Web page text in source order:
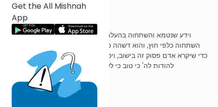
Get the All Mishnah
App
נטמא בעזרה
וידע שנטמא והשתחוה בהעלם זה כלפי פנים, אע"פ שלא שהה. או
השתחוה כלפי חוץ, והוא דשהה כדי השתחואה. ושיעור השתחויה היא
כדי שיקרא אדם פסוק זה בישוב, ויכרעו אפים ארצה על הרצפה וישתחוו
להודות לה' כי טוב כי לעולם חסדו. והוא פסוק בדברי הימים